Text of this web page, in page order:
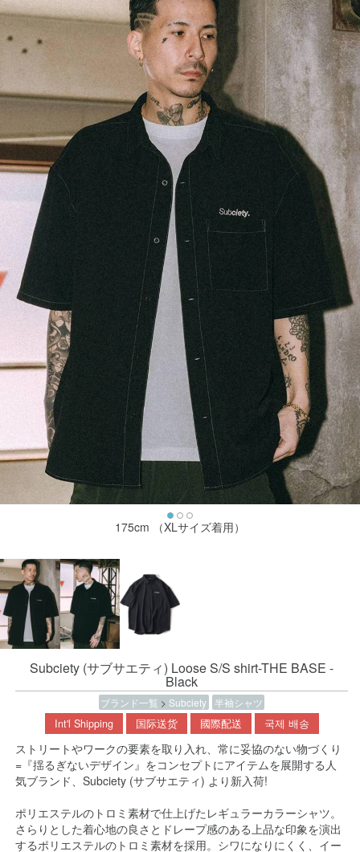
175cm （XLサイズ着用）
Subciety (サブサエティ) Loose S/S shirt-THE BASE -
Black
ブランド一覧 > Subciety 半袖シャツ
Int'l Shipping 国际送货 國際配送 국제 배송
ストリートやワークの要素を取り入れ、常に妥協のない物づくり
=『揺るぎないデザイン』をコンセプトにアイテムを展開する人
気ブランド、Subciety (サブサエティ) より新入荷!
ポリエステルのトロミ素材で仕上げたレギュラーカラーシャツ。
さらりとした着心地の良さとドレープ感のある上品な印象を演出
するポリエステルのトロミ素材を採用。シワになりにくく、イー